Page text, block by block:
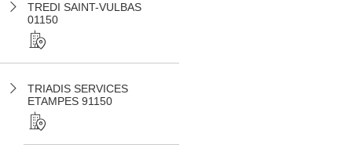
TREDI SAINT-VULBAS
01150
TRIADIS SERVICES
ETAMPES 91150